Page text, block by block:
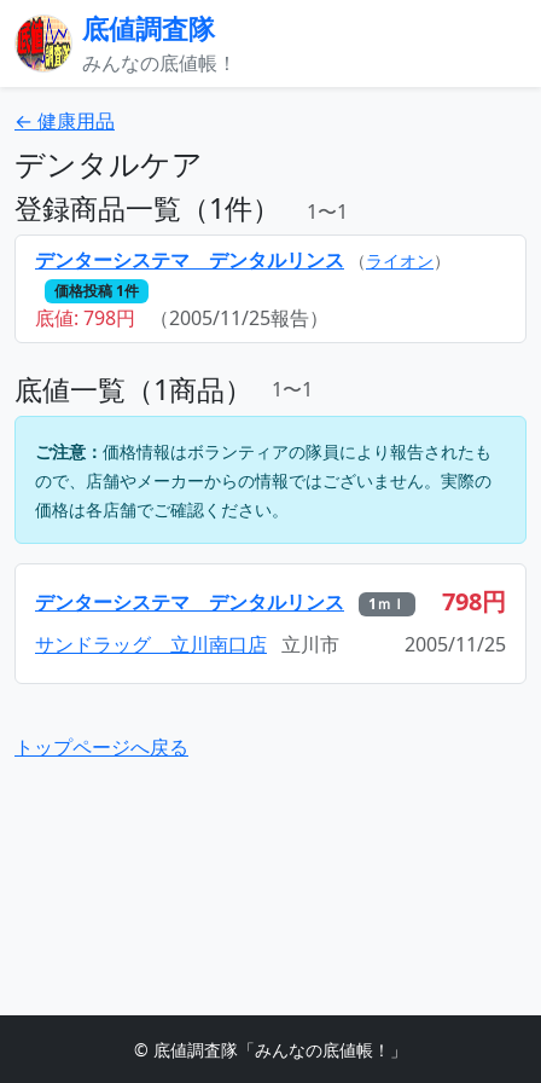
底値調査隊
みんなの底値帳！
← 健康用品
デンタルケア
登録商品一覧（1件）
1〜1
デンターシステマ デンタルリンス
（ライオン）
価格投稿 1件
底値: 798円 （2005/11/25報告）
底値一覧（1商品） 1〜1
ご注意： 価格情報はボランティアの隊員により報告されたも
ので、店舗やメーカーからの情報ではございません。実際の
価格は各店舗でご確認ください。
デンターシステマ デンタルリンス 1ｍｌ 798円
サンドラッグ 立川南口店 立川市 2005/11/25
トップページへ戻る
© 底値調査隊「みんなの底値帳！」